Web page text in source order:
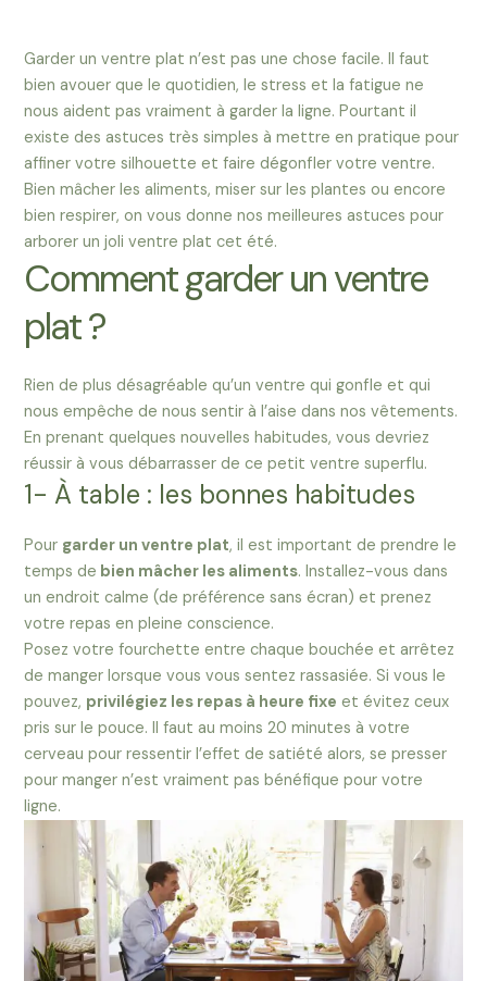
Garder un ventre plat n’est pas une chose facile. Il faut
bien avouer que le quotidien, le stress et la fatigue ne
nous aident pas vraiment à garder la ligne. Pourtant il
existe des astuces très simples à mettre en pratique pour
affiner votre silhouette et faire dégonfler votre ventre.
Bien mâcher les aliments, miser sur les plantes ou encore
bien respirer, on vous donne nos meilleures astuces pour
arborer un joli ventre plat cet été.
Comment garder un ventre
plat ?
Rien de plus désagréable qu’un ventre qui gonfle et qui
nous empêche de nous sentir à l’aise dans nos vêtements.
En prenant quelques nouvelles habitudes, vous devriez
réussir à vous débarrasser de ce petit ventre superflu.
1- À table : les bonnes habitudes
Pour garder un ventre plat, il est important de prendre le
temps de bien mâcher les aliments. Installez-vous dans
un endroit calme (de préférence sans écran) et prenez
votre repas en pleine conscience.
Posez votre fourchette entre chaque bouchée et arrêtez
de manger lorsque vous vous sentez rassasiée. Si vous le
pouvez, privilégiez les repas à heure fixe et évitez ceux
pris sur le pouce. Il faut au moins 20 minutes à votre
cerveau pour ressentir l’effet de satiété alors, se presser
pour manger n’est vraiment pas bénéfique pour votre
ligne.